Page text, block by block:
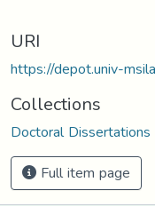
URI
https://depot.univ-
Collections
Doctoral Dissertations
Full item page